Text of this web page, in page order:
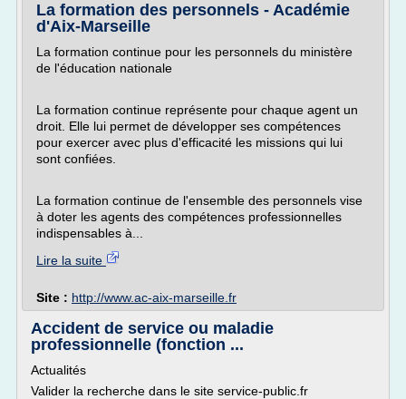
La formation des personnels - Académie
d'Aix-Marseille
La formation continue pour les personnels du ministère
de l'éducation nationale
La formation continue représente pour chaque agent un
droit. Elle lui permet de développer ses compétences
pour exercer avec plus d'efficacité les missions qui lui
sont confiées.
La formation continue de l'ensemble des personnels vise
à doter les agents des compétences professionnelles
indispensables à...
Lire la suite
Site : http://www.ac-aix-marseille.fr
Accident de service ou maladie
professionnelle (fonction ...
Actualités
Valider la recherche dans le site service-public.fr